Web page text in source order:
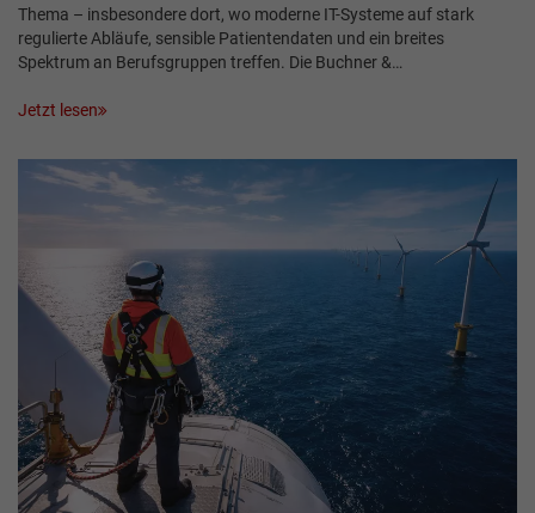
Thema – insbesondere dort, wo moderne IT-Systeme auf stark
regulierte Abläufe, sensible Patientendaten und ein breites
Spektrum an Berufsgruppen treffen. Die Buchner &…
Jetzt lesen